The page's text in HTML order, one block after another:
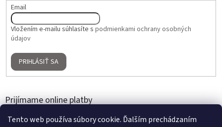
Tento web používa súbory cookie. Ďalším prechádzaním
Email
Vložením e-mailu súhlasíte s podmienkami ochrany osobných
údajov
PRIHLÁSIŤ SA
Prijímame online platby